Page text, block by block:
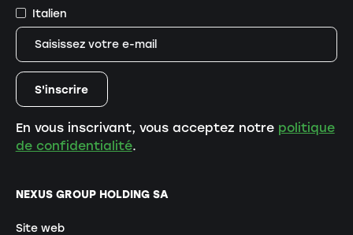
NEXUS GROUP HOLDING SA
Site web
Italien
En vous inscrivant, vous acceptez notre politique
de confidentialité.